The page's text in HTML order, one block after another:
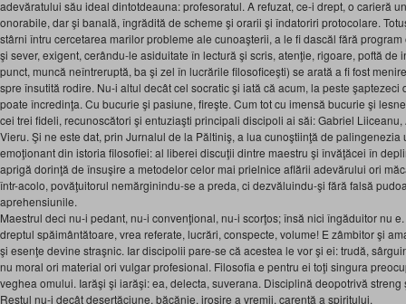
adevăratului său ideal dintotdeauna: profesoratul. A refuzat, ce-i drept, o carieră
onorabile, dar şi banală, îngrădită de scheme şi orarii şi îndatoriri protocolare.
stârni întru cercetarea marilor probleme ale cunoaşterii, a le fi dascăl fără
şi sever, exigent, cerându-le asiduitate în lectură şi scris, atenţie, rigoare, poftă de
punct, muncă neîntreruptă, ba şi zel în lucrările filosoficeşti) se arată a fi fost
spre însutită rodire. Nu-i altul decât cel socratic şi iată că acum, la peste şaptezeci
poate încredinţa. Cu bucurie şi pasiune, fireşte. Cum tot cu imensă bucurie şi
cei trei fideli, recunoscători şi entuziaşti principali discipoli ai săi: Gabriel
Vieru. Şi ne este dat, prin Jurnalul de la Păltiniş, a lua cunoştiinţă de palingenezia
emoţionant din istoria filosofiei: al liberei discuţii dintre maestru şi învăţăcei în
aprigă dorinţă de însuşire a metodelor celor mai prielnice aflării adevărului ori
într-acolo, povăţuitorul nemărginindu-se a preda, ci dezvăluindu-şi fără falsă
aprehensiunile.
Maestrul deci nu-i pedant, nu-i convenţional, nu-i scorţos; însă nici îngăduitor nu
dreptul spăimântătoare, vrea referate, lucrări, conspecte, volume! E zâmbitor şi
şi esenţe devine straşnic. Iar discipolii pare-se că acestea le vor şi ei: trudă,
nu moral ori material ori vulgar profesional. Filosofia e pentru ei toţi singura
veghea omului. Iarăşi şi iarăşi: ea, delecta, suverana. Disciplină deopotrivă
Restul nu-i decât deşertăciune, băcănie, irosire a vremii, carenţă a spiritului.